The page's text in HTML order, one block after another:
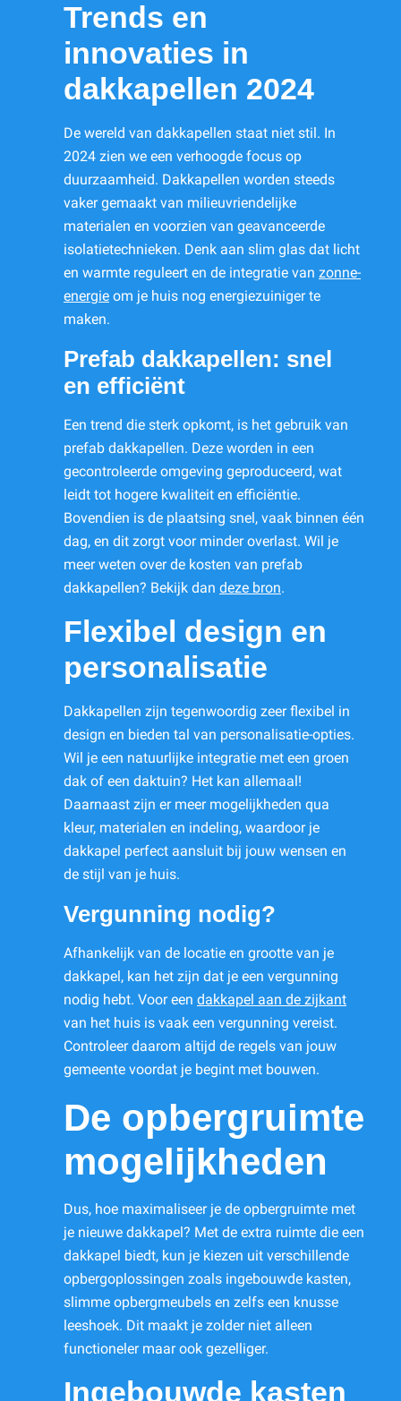
Trends en
innovaties in
dakkapellen 2024
De wereld van dakkapellen staat niet stil. In
2024 zien we een verhoogde focus op
duurzaamheid. Dakkapellen worden steeds
vaker gemaakt van milieuvriendelijke
materialen en voorzien van geavanceerde
isolatietechnieken. Denk aan slim glas dat licht
en warmte reguleert en de integratie van zonne-
energie om je huis nog energiezuiniger te
maken.
Prefab dakkapellen: snel
en efficiënt
Een trend die sterk opkomt, is het gebruik van
prefab dakkapellen. Deze worden in een
gecontroleerde omgeving geproduceerd, wat
leidt tot hogere kwaliteit en efficiëntie.
Bovendien is de plaatsing snel, vaak binnen één
dag, en dit zorgt voor minder overlast. Wil je
meer weten over de kosten van prefab
dakkapellen? Bekijk dan deze bron.
Flexibel design en
personalisatie
Dakkapellen zijn tegenwoordig zeer flexibel in
design en bieden tal van personalisatie-opties.
Wil je een natuurlijke integratie met een groen
dak of een daktuin? Het kan allemaal!
Daarnaast zijn er meer mogelijkheden qua
kleur, materialen en indeling, waardoor je
dakkapel perfect aansluit bij jouw wensen en
de stijl van je huis.
Vergunning nodig?
Afhankelijk van de locatie en grootte van je
dakkapel, kan het zijn dat je een vergunning
nodig hebt. Voor een dakkapel aan de zijkant
van het huis is vaak een vergunning vereist.
Controleer daarom altijd de regels van jouw
gemeente voordat je begint met bouwen.
De opbergruimte
mogelijkheden
Dus, hoe maximaliseer je de opbergruimte met
je nieuwe dakkapel? Met de extra ruimte die een
dakkapel biedt, kun je kiezen uit verschillende
opbergoplossingen zoals ingebouwde kasten,
slimme opbergmeubels en zelfs een knusse
leeshoek. Dit maakt je zolder niet alleen
functioneler maar ook gezelliger.
Ingebouwde kasten